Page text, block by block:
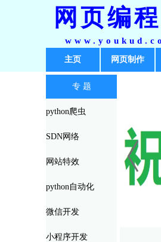
网页编
主页 网页制作
专 题
python爬虫
SDN网络
网站特效
python自动化
微信开发
小程序开发